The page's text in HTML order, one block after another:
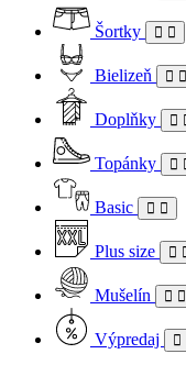
Šortky
Bielizeň
Doplňky
Topánky
Basic
Plus size
Mušelín
Výpredaj